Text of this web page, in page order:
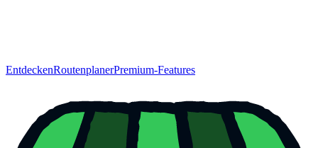
EntdeckenRoutenplanerPremium-Features